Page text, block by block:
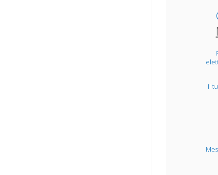
Il